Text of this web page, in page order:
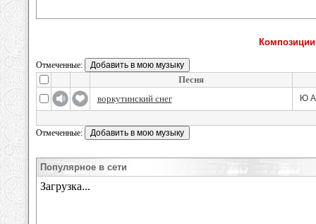
Отмеченные:
Песня
воркутинский снег
Ю
Отмеченные:
Популярное в сети